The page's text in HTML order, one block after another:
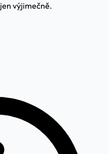
výjimečně.